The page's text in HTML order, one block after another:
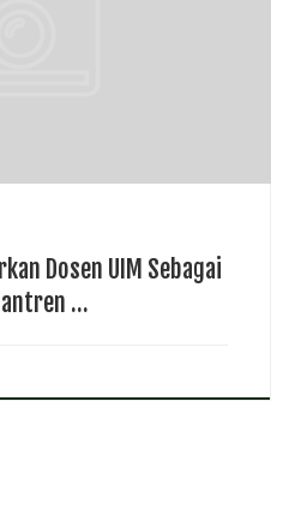
Dosen UIM Sebagai
…